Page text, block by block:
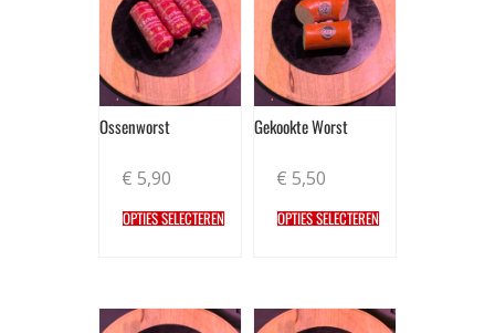
Ossenworst
€ 5,90
OPTIES SELECTEREN
Gekookte Worst
€ 5,50
OPTIES SELECTEREN